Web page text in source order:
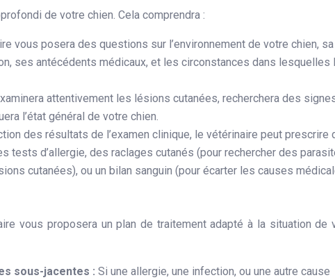
de votre chien. Cela comprendra :
vous posera des questions sur l’environnement de votre chien, sa
ses antécédents médicaux, et les circonstances dans lesquelles
attentivement les lésions cutanées, recherchera des
l’état général de votre chien.
des résultats de l’examen clinique, le vétérinaire peut prescrire
tests d’allergie, des raclages cutanés (pour rechercher des
cutanées), ou un bilan sanguin (pour écarter les causes
vous proposera un plan de traitement adapté à la situation de
sous-jacentes : Si une allergie, une infection, ou une autre cause